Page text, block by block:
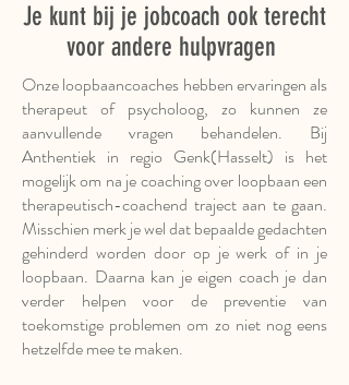
Je kunt bij je jobcoach ook terecht
voor andere hulpvragen
Onze loopbaancoaches hebben ervaringen als
therapeut of psycholoog, zo kunnen ze
aanvullende vragen behandelen. Bij
Anthentiek in regio Genk(Hasselt) is het
mogelijk om na je coaching over loopbaan een
therapeutisch-coachend traject aan te gaan.
Misschien merk je wel dat bepaalde gedachten
gehinderd worden door op je werk of in je
loopbaan. Daarna kan je eigen coach je dan
verder helpen voor de preventie van
toekomstige problemen om zo niet nog eens
hetzelfde mee te maken.